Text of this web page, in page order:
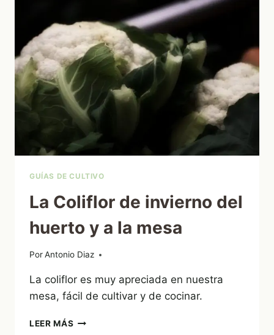
¿CÓMO?
GUÍAS DE CULTIVO
La Coliflor de invierno del
huerto y a la mesa
PorAntonio Diaz
07/11/2012
La coliflor es muy apreciada en nuestra
mesa, fácil de cultivar y de cocinar.
LEER MÁS LA